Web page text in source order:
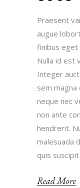
Praesent
augue
finibus eget
Nulla id est
Integer
sem magna
neque nec
non ante
hendrerit.
malesuada
quis
Read More